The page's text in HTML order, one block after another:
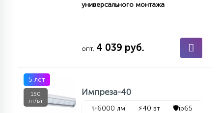
универсального монтажа
опт. 4 039 руб.
5 лет
150
лт/вт
Импреза-40
✨6000 лм ⚡40 вт 🛡️ip65